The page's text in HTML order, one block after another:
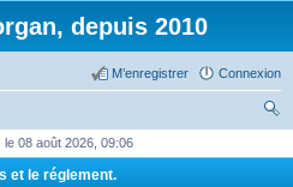
depuis 2010
Connexion
M’enregistrer
08 août 2026, 09:06
et le réglement.